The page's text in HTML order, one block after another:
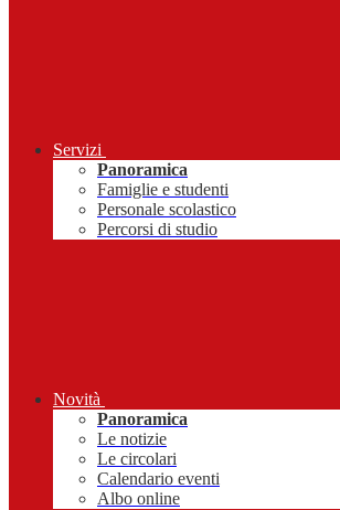
Servizi
Panoramica
Famiglie e studenti
Personale scolastico
Percorsi di studio
Novità
Panoramica
Le notizie
Le circolari
Calendario eventi
Albo online